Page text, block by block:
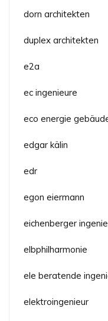
dorn architekten
duplex architekten
e2a
ec ingenieure
eco energie
edgar kälin
edr
egon eiermann
eichenberger
elbphilharmonie
ele beratende
elektroingenieur